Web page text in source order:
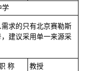
学
求的只有北京赛勒斯
建议采用单一来源采
称 教授